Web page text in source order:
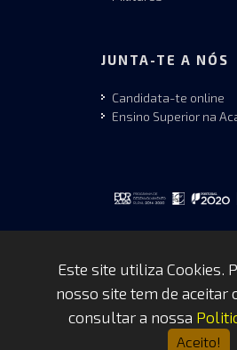
JUNTA-TE A NÓS
Candidata-te online
Ensino Superior na
Copyrights © 2026 by
WEBTEAM
Este site utiliza Cookies.
nosso site tem de aceitar
consultar a nossa
Aceito!